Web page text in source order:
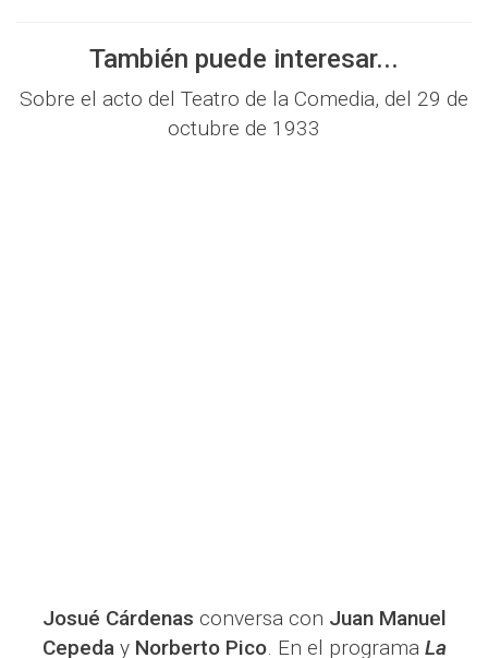
También puede interesar...
Sobre el acto del Teatro de la Comedia, del 29 de
octubre de 1933
Josué Cárdenas conversa con Juan Manuel
Cepeday Norberto Pico. En el programa La